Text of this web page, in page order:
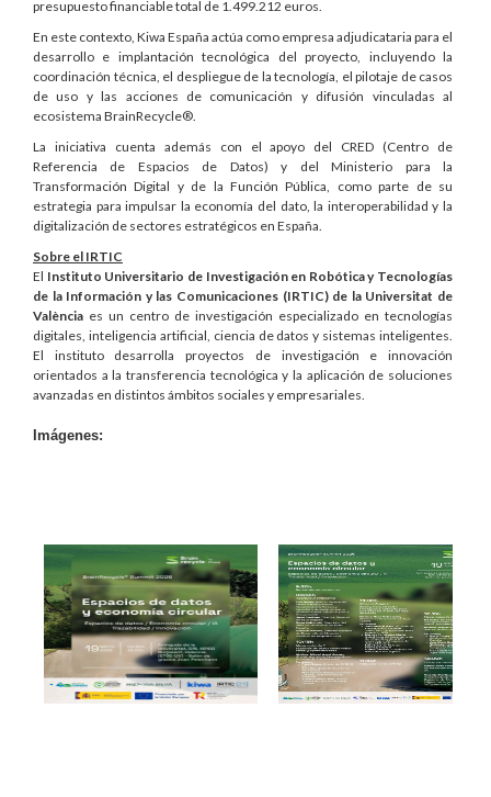
presupuesto financiable total de 1.499.212 euros.
En este contexto, Kiwa España actúa como empresa adjudicataria para el
desarrollo e implantación tecnológica del proyecto, incluyendo la
coordinación técnica, el despliegue de la tecnología, el pilotaje de casos
de uso y las acciones de comunicación y difusión vinculadas al
ecosistema BrainRecycle®.
La iniciativa cuenta además con el apoyo del CRED (Centro de
Referencia de Espacios de Datos) y del Ministerio para la
Transformación Digital y de la Función Pública, como parte de su
estrategia para impulsar la economía del dato, la interoperabilidad y la
digitalización de sectores estratégicos en España.
Sobre el IRTIC
El Instituto Universitario de Investigación en Robótica y Tecnologías
de la Información y las Comunicaciones (IRTIC) de la Universitat de
València es un centro de investigación especializado en tecnologías
digitales, inteligencia artificial, ciencia de datos y sistemas inteligentes.
El instituto desarrolla proyectos de investigación e innovación
orientados a la transferencia tecnológica y la aplicación de soluciones
avanzadas en distintos ámbitos sociales y empresariales.
Imágenes: